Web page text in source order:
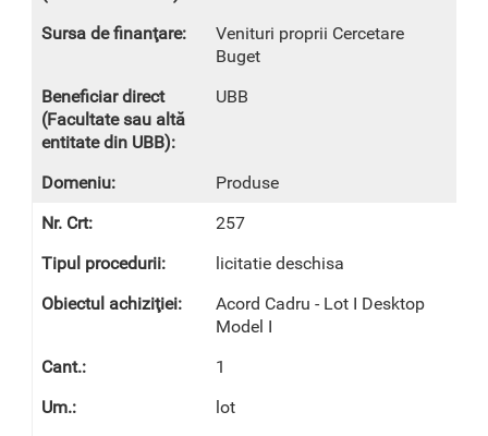
Venituri proprii Cercetare
Buget
UBB
Produse
257
licitatie deschisa
Acord Cadru - Lot I Desktop
Model I
1
lot